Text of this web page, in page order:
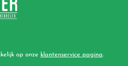
op onze klantenservice pagina.